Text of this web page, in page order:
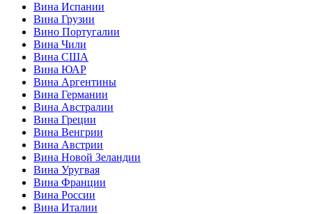
Вина Испании
Вина Грузии
Вино Португалии
Вина Чили
Вина США
Вина ЮАР
Вина Аргентины
Вина Германии
Вина Австралии
Вина Греции
Вина Венгрии
Вина Австрии
Вина Новой Зеландии
Вина Уругвая
Вина Франции
Вина России
Вина Италии